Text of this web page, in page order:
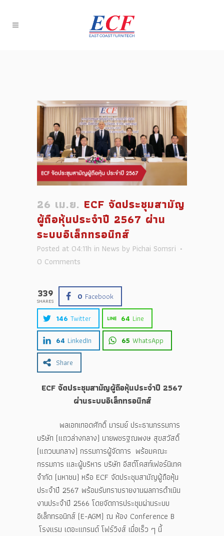
26 เม.ย. ECF จัดประชุมสามัญ
ผู้ถือหุ้นประจำปี 2567 ผ่าน
ระบบอิเล็กทรอนิกส์
Posted at 04:11h in News by Pichai Somsri
0 Comments
339
SHARES 0 Facebook
146 Twitter 64 Line
64 LinkedIn 65 WhatsApp
Share
ECF จัดประชุมสามัญผู้ถือหุ้นประจำปี 2567
ผ่านระบบอิเล็กทรอนิกส์
พลเอกเทอดศักดิ์ มารมย์ ประธานกรรมการ
บริษัท (แถวล่างกลาง) นายพชรฐณพงษ สุขสวัสดิ์
(แถวบนกลาง) กรรมการผู้จัดการ พร้อมคณะ
กรรมการ และผู้บริหาร บริษัท อีสต์โคสท์เฟอร์นิเทค
จำกัด (มหาชน) หรือ ECF จัดประชุมสามัญผู้ถือหุ้น
ประจำปี 2567 พร้อมรับทราบรายงานผลการดำเนิน
งานประจำปี 2566 โดยจัดการประชุมผ่านระบบ
อิเล็กทรอนิกส์ (E-AGM) ณ ห้อง Conference B
โรงแรม เดอะแกรนด์ โฟร์วิงส์ เมื่อเร็ว ๆ นี้